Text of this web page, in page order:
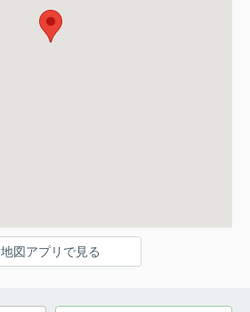
地図アプリで見る